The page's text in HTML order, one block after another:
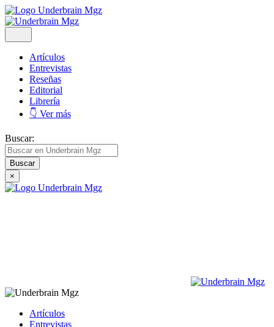
Artículos
Entrevistas
Reseñas
Editorial
Librería
👇 Ver más
Buscar:
×
Artículos
Entrevistas